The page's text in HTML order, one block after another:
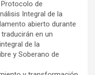
de
Integral de la
abierto durante
en un
de la
y Soberano de